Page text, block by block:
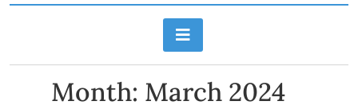
Month: March 2024